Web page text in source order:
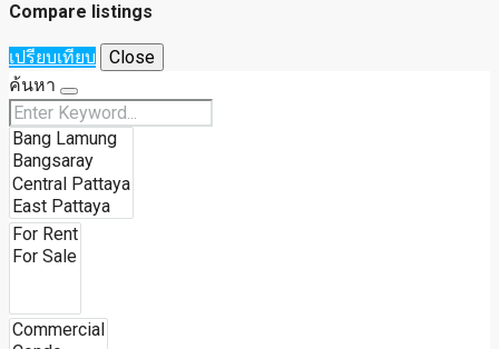
Compare listings
เปรียบเทียบ
Close
ค้นหา